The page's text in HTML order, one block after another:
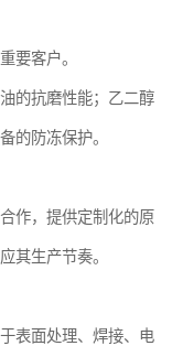
要客户。
的抗磨性能；乙二醇
的防冻保护。
作，提供定制化的原
其生产节奏。
表面处理、焊接、电